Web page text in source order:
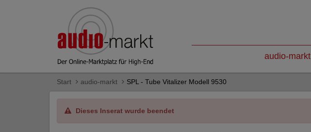
audio-markt
Start audio-markt SPL - Tube Vitalizer Modell 9530
Dieses Inserat wurde beendet